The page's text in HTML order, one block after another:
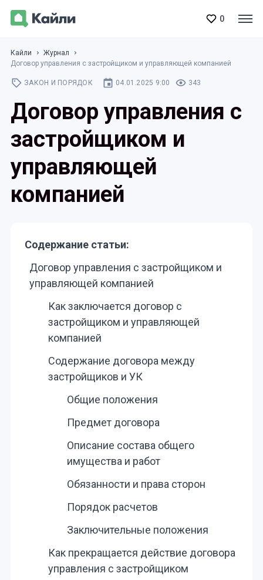
0
Кайли
Журнал
Договор управления с застройщиком и управляющей компанией
ЗАКОН И ПОРЯДОК 04.01.2025 9:00 343
Договор управления с
застройщиком и
управляющей
компанией
Содержание статьи:
Договор управления с застройщиком и
управляющей компанией
Как заключается договор с
застройщиком и управляющей
компанией
Содержание договора между
застройщиков и УК
Общие положения
Предмет договора
Описание состава общего
имущества и работ
Обязанности и права сторон
Порядок расчетов
Заключительные положения
Как прекращается действие договора
управления с застройщиком